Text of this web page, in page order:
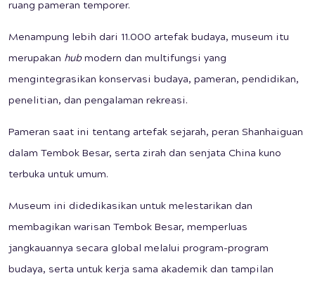
ruang pameran temporer.
Menampung lebih dari 11.000 artefak budaya, museum itu
merupakan hubmodern dan multifungsi yang
mengintegrasikan konservasi budaya, pameran, pendidikan,
penelitian, dan pengalaman rekreasi.
Pameran saat ini tentang artefak sejarah, peran Shanhaiguan
dalam Tembok Besar, serta zirah dan senjata China kuno
terbuka untuk umum.
Museum ini didedikasikan untuk melestarikan dan
membagikan warisan Tembok Besar, memperluas
jangkauannya secara global melalui program-program
budaya, serta untuk kerja sama akademik dan tampilan